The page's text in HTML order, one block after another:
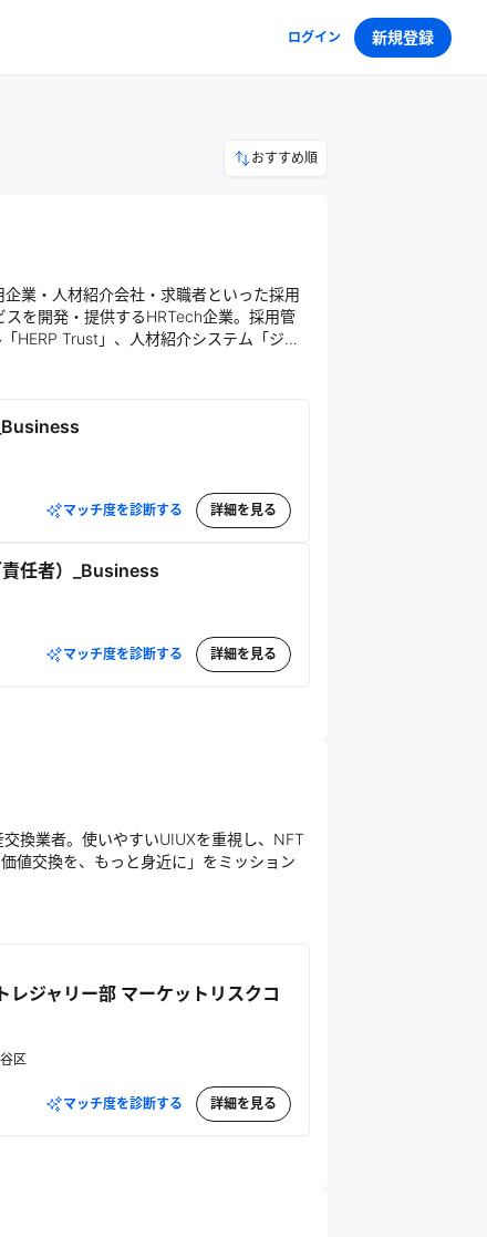
ログイン 新規登録
おすすめ順
業・人材紹介会社・求職者といった採用
を開発・提供するHRTech企業。採用管
HERP Trust」、人材紹介システム「ジョ
グの実現を目指している。
マッチ度を診断する 詳細を見る
任者）_Business
マッチ度を診断する 詳細を見る
換業者。使いやすいUIUXを重視し、NFT
値交換を、もっと身近に」をミッション
ジャリー部 マーケットリスクコ
区
マッチ度を診断する 詳細を見る